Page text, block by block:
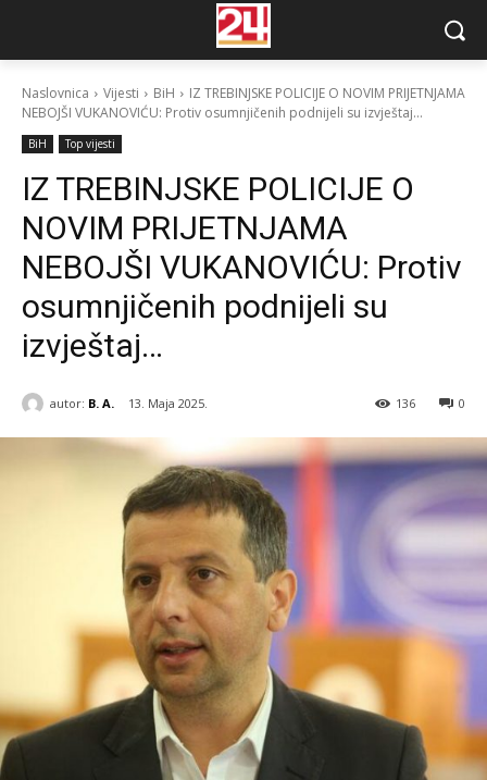
Naslovnica Vijesti BiH
IZ TREBINJSKE POLICIJE O NOVIM PRIJETNJAMA
NEBOJŠI VUKANOVIĆU: Protiv osumnjičenih podnijeli su izvještaj...
BiH Top vijesti
IZ TREBINJSKE POLICIJE O
NOVIM PRIJETNJAMA
NEBOJŠI VUKANOVIĆU: Protiv
osumnjičenih podnijeli su
izvještaj…
autor: B. A. 13. Maja 2025. 0
136